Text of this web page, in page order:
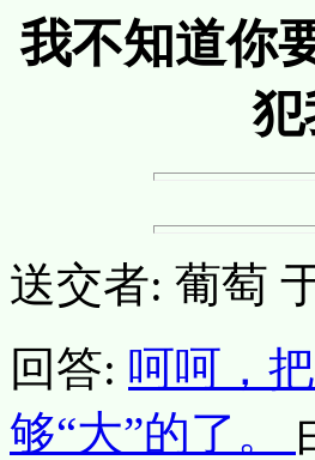
我不知道你
犯
送交者: 葡萄
回答: 呵呵，
够“大”的了。